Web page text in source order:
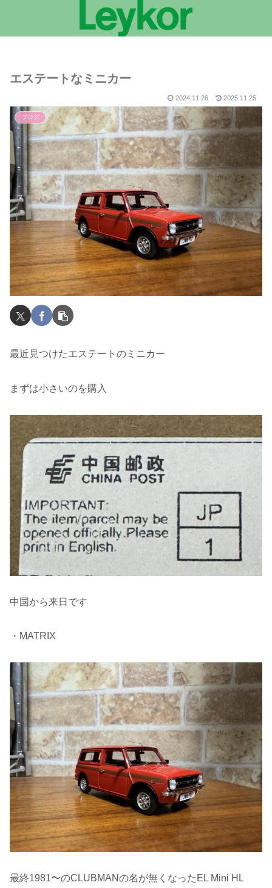
エステートなミニカー
2024.11.26 2025.11.25
ブログ
最近見つけたエステートのミニカー
まずは小さいのを購入
中国から来日です
・MATRIX
最終1981〜のCLUBMANの名が無くなったEL Mini HL